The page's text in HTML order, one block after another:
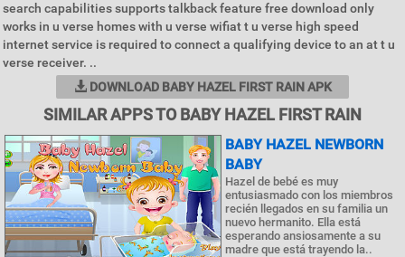
search capabilities supports talkback feature free download only
works in u verse homes with u verse wifiat t u verse high speed
internet service is required to connect a qualifying device to an at t u
verse receiver. ..
DOWNLOAD BABY HAZEL FIRST RAIN APK
SIMILAR APPS TO BABY HAZEL FIRST RAIN
BABY HAZEL NEWBORN
BABY
Hazel de bebé es muy
entusiasmado con los miembros
recién llegados en su familia un
nuevo hermanito. Ella está
esperando ansiosamente a su
madre que está trayendo la..